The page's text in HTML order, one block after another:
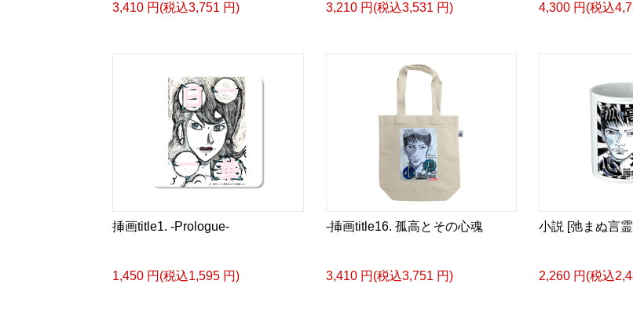
挿画&グッ
＜著者/絵
日本語版:
＿＿＿＿
▶︎UP-T up-
https://
3,410 円(税込3,751 円) 3,210 円(税込3,531 円) 4,300 円(税込
挿画title1. -Prologue-
1,450 円(税込1,595 円)
-挿画title16. 孤高とその心魂
3,410 円(税込3,751 円)
小説 [弛まぬ言
2,260 円(税込